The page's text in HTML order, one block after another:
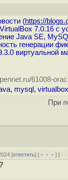
(https://
7.0.16 с
Java SE,
генерации
виртуальной
61008-
, mysql , virtualbox
При
[ответить] [ ﹢﹢﹢] [ ·